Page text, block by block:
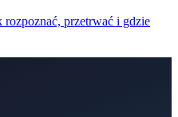
przetrwać i gdzie